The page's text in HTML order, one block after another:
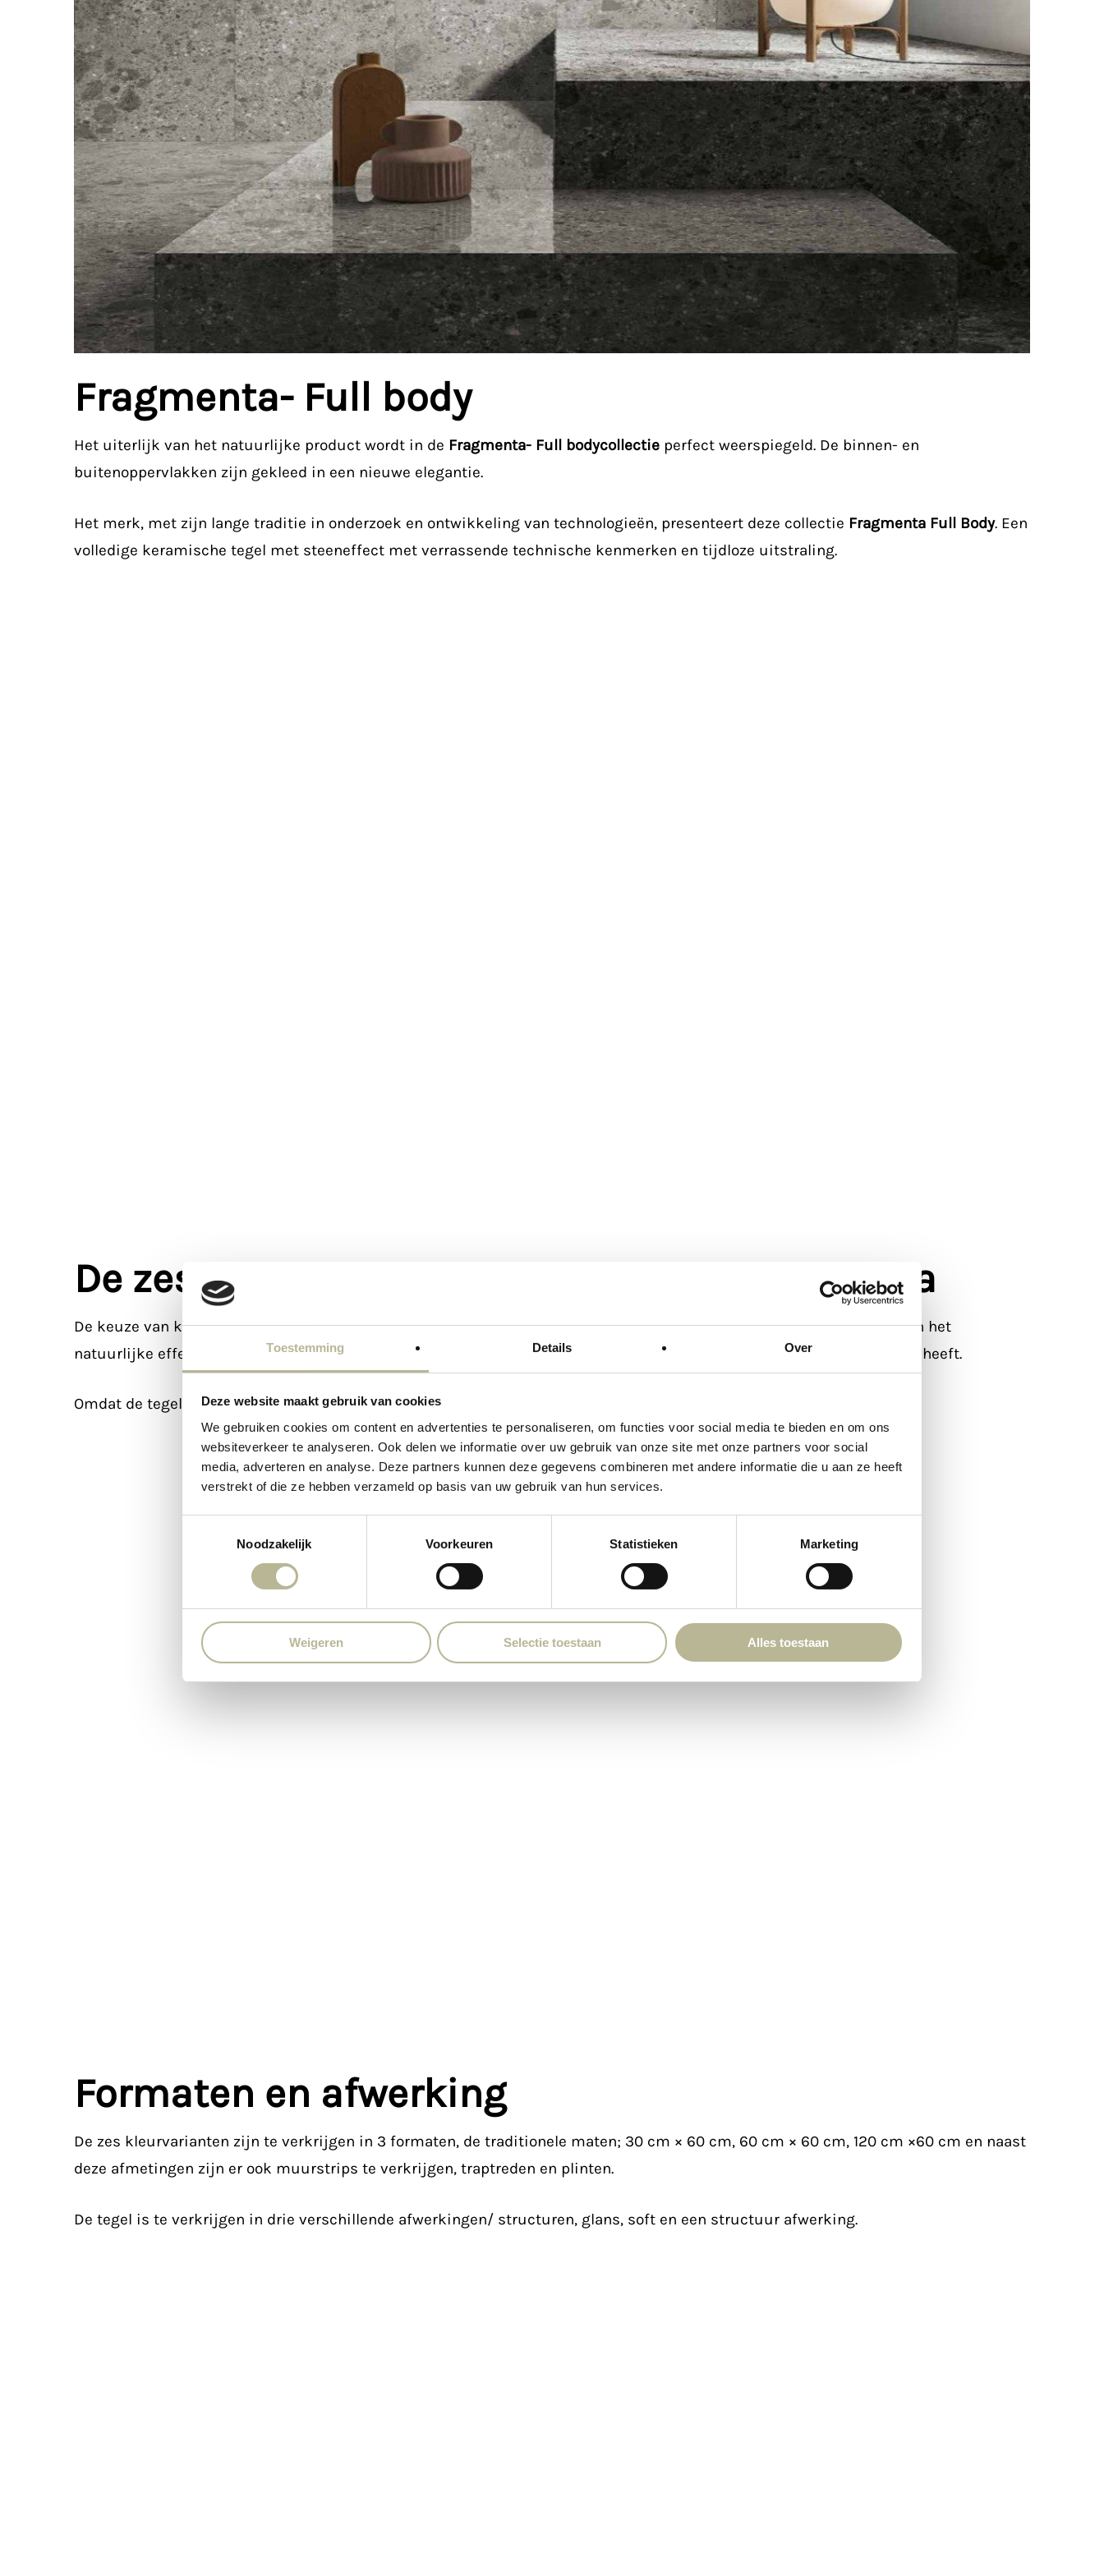
Toestemming Details Over
Deze website maakt gebruik van cookies
We gebruiken cookies om content en advertenties te personaliseren, om functies voor social media te bieden en om ons
websiteverkeer te analyseren. Ook delen we informatie over uw gebruik van onze site met onze partners voor social
media, adverteren en analyse. Deze partners kunnen deze gegevens combineren met andere informatie die u aan ze heeft
verstrekt of die ze hebben verzameld op basis van uw gebruik van hun services.
Noodzakelijk
Voorkeuren Statistieken Marketing
Weigeren Selectie toestaan Alles toestaan
Fragmenta- Full body
Het uiterlijk van het natuurlijke product wordt in de Fragmenta- Full bodycollectie perfect weerspiegeld. De binnen- en
buitenoppervlakken zijn gekleed in een nieuwe elegantie.
Het merk, met zijn lange traditie in onderzoek en ontwikkeling van technologieën, presenteert deze collectie Fragmenta Full Body. Een
volledige keramische tegel met steeneffect met verrassende technische kenmerken en tijdloze uitstraling.
De zes kleuren en afwerkingen van Fragmenta
De keuze van kleurnuances, vakkundig uitgebalanceerd, maken het mogelijk om unieke oplossingen te creëren waarin het
natuurlijke effect van steen wordt gecombineerd in thuisomgevingen en openbare plaatsen waar design geen grenzen heeft.
Omdat de tegel vol keramisch is, is deze zowel voor binnen- als buitengebruik.
Formaten en afwerking
De zes kleurvarianten zijn te verkrijgen in 3 formaten, de traditionele maten; 30 cm × 60 cm, 60 cm × 60 cm, 120 cm ×60 cm en naast
deze afmetingen zijn er ook muurstrips te verkrijgen, traptreden en plinten.
De tegel is te verkrijgen in drie verschillende afwerkingen/ structuren, glans, soft en een structuur afwerking.